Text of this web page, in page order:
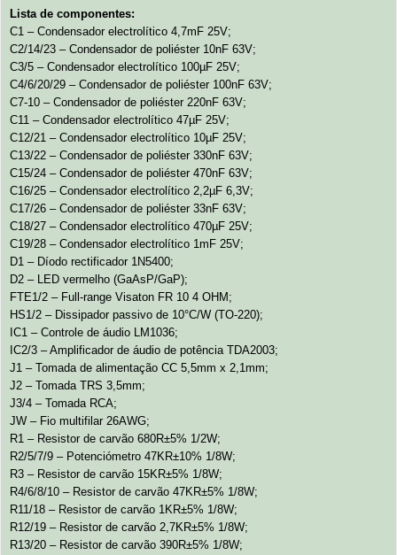
Lista de componentes:
C1 – Condensador electrolítico 4,7mF 25V;
C2/14/23 – Condensador de poliéster 10nF 63V;
C3/5 – Condensador electrolítico 100µF 25V;
C4/6/20/29 – Condensador de poliéster 100nF 63V;
C7-10 – Condensador de poliéster 220nF 63V;
C11 – Condensador electrolítico 47µF 25V;
C12/21 – Condensador electrolítico 10µF 25V;
C13/22 – Condensador de poliéster 330nF 63V;
C15/24 – Condensador de poliéster 470nF 63V;
C16/25 – Condensador electrolítico 2,2µF 6,3V;
C17/26 – Condensador de poliéster 33nF 63V;
C18/27 – Condensador electrolítico 470µF 25V;
C19/28 – Condensador electrolítico 1mF 25V;
D1 – Díodo rectificador 1N5400;
D2 – LED vermelho (GaAsP/GaP);
FTE1/2 – Full-range Visaton FR 10 4 OHM;
HS1/2 – Dissipador passivo de 10°C/W (TO-220);
IC1 – Controle de áudio LM1036;
IC2/3 – Amplificador de áudio de potência TDA2003;
J1 – Tomada de alimentação CC 5,5mm x 2,1mm;
J2 – Tomada TRS 3,5mm;
J3/4 – Tomada RCA;
JW – Fio multifilar 26AWG;
R1 – Resistor de carvão 680R±5% 1/2W;
R2/5/7/9 – Potenciómetro 47KR±10% 1/8W;
R3 – Resistor de carvão 15KR±5% 1/8W;
R4/6/8/10 – Resistor de carvão 47KR±5% 1/8W;
R11/18 – Resistor de carvão 1KR±5% 1/8W;
R12/19 – Resistor de carvão 2,7KR±5% 1/8W;
R13/20 – Resistor de carvão 390R±5% 1/8W;